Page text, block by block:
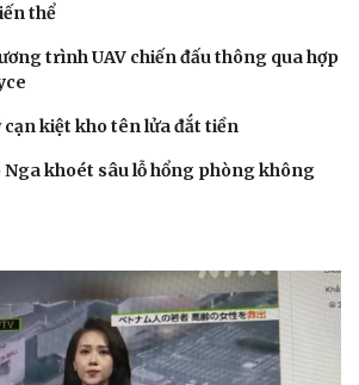
thể
trình UAV chiến đấu thông qua hợp
cạn kiệt kho tên lửa đắt tiền
Nga khoét sâu lỗ hổng phòng không